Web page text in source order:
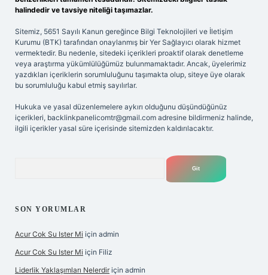
halindedir ve tavsiye niteliği taşımazlar.
Sitemiz, 5651 Sayılı Kanun gereğince Bilgi Teknolojileri ve İletişim
Kurumu (BTK) tarafından onaylanmış bir Yer Sağlayıcı olarak hizmet
vermektedir. Bu nedenle, sitedeki içerikleri proaktif olarak denetleme
veya araştırma yükümlülüğümüz bulunmamaktadır. Ancak, üyelerimiz
yazdıkları içeriklerin sorumluluğunu taşımakta olup, siteye üye olarak
bu sorumluluğu kabul etmiş sayılırlar.
Hukuka ve yasal düzenlemelere aykırı olduğunu düşündüğünüz
içerikleri, backlinkpanelicomtr@gmail.com adresine bildirmeniz halinde,
ilgili içerikler yasal süre içerisinde sitemizden kaldırılacaktır.
SON YORUMLAR
Acur Cok Su Ister Mi için admin
Acur Cok Su Ister Mi için Filiz
Liderlik Yaklaşımları Nelerdir için admin